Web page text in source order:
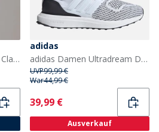
Calvin Klein Jeans Damen Classic Logo T Shirt Schwarz
adidas
adidas Damen Ultradream DNA Turnschuhe Cloud White/Cloud White/Core Black
UVP99,99 €
War44,99 €
Current
39,99 €
Ausverkauf